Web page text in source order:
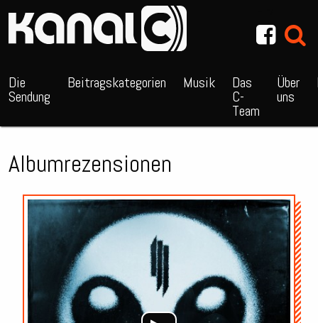
Die
Sendung
Beitragskategorien Musik Das
C-
Team
Über
uns
Albumrezensionen
Audio-
Player